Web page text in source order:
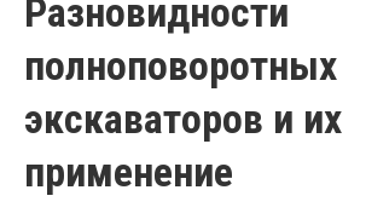
Разновидности
полноповоротных
экскаваторов и их
применение